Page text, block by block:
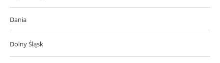
Dania
Dolny Śląsk